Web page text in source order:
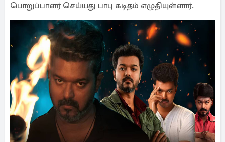
பொறுப்பாளர் செய்யது பாபு கடிதம் எழுதியுள்ளார்.